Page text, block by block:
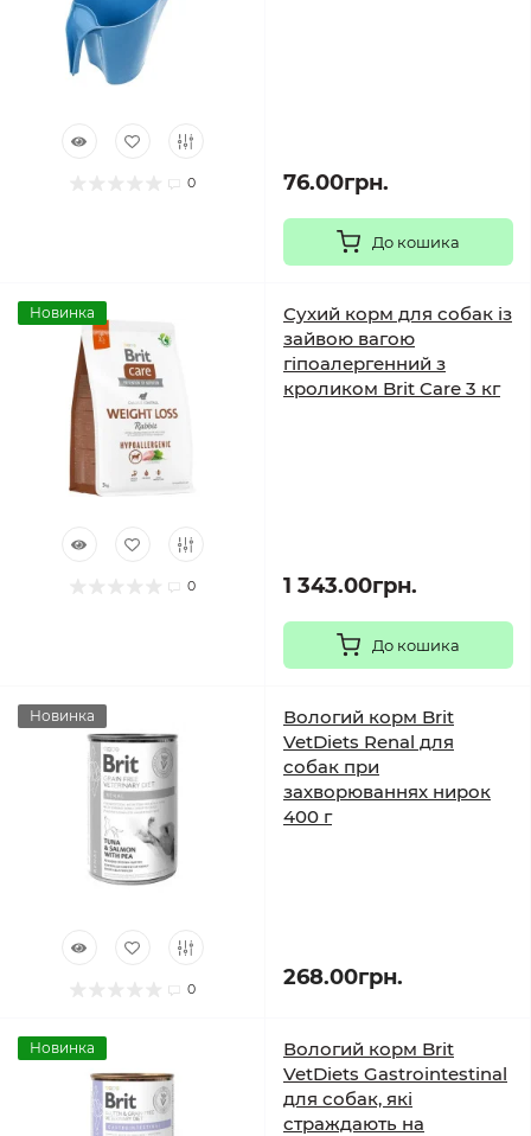
0 76.00грн.
До кошика
Новинка
0
Сухий корм для собак із
зайвою вагою
гіпоалергенний з
кроликом Brit Care 3 кг
1 343.00грн.
До кошика
Новинка
0
Вологий корм Brit
VetDiets Renal для
собак при
захворюваннях нирок
400 г
268.00грн.
Новинка
Вологий корм Brit
VetDiets Gastrointestinal
для собак, які
страждають на